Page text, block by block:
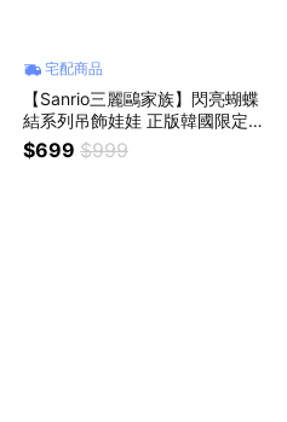
宅配商品
【Sanrio三麗鷗家族】閃亮蝴蝶
結系列吊飾娃娃 正版韓國限定款
大耳狗 人魚漢頓 帕洽狗 庫洛米
凱蒂貓hello kitty 美樂蒂 布丁狗
$699 $999